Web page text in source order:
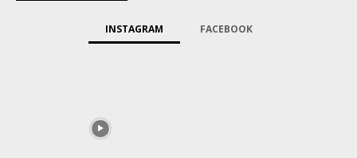
INSTAGRAM FACEBOOK